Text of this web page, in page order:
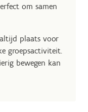
om samen
altijd plaats voor
groepsactiviteit.
bewegen kan